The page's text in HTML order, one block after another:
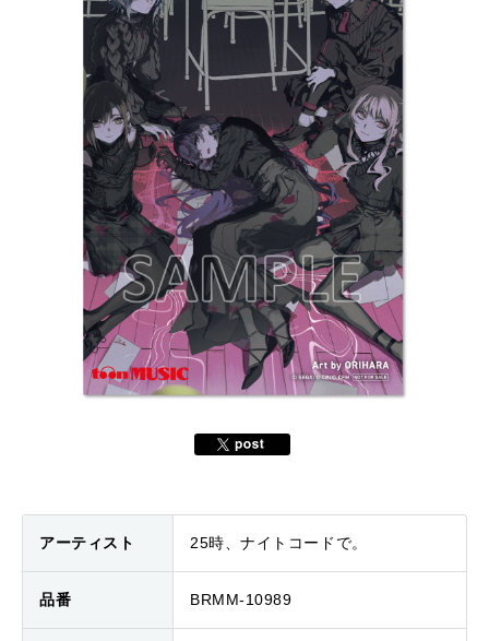
アーティスト 25時、ナイトコードで。
品番 BRMM-10989